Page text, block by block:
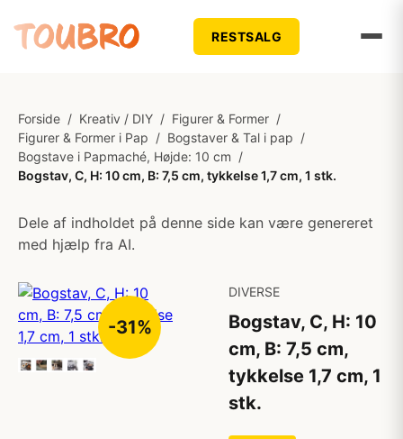
RESTSALG
Forside / Kreativ / DIY / Figurer & Former /
Figurer & Former i Pap / Bogstaver & Tal i pap /
Bogstave i Papmaché, Højde: 10 cm /
Bogstav, C, H: 10 cm, B: 7,5 cm, tykkelse 1,7 cm, 1 stk.
Dele af indholdet på denne side kan være genereret
med hjælp fra AI.
-31%
DIVERSE
Bogstav, C, H: 10
cm, B: 7,5 cm,
tykkelse 1,7 cm, 1
stk.